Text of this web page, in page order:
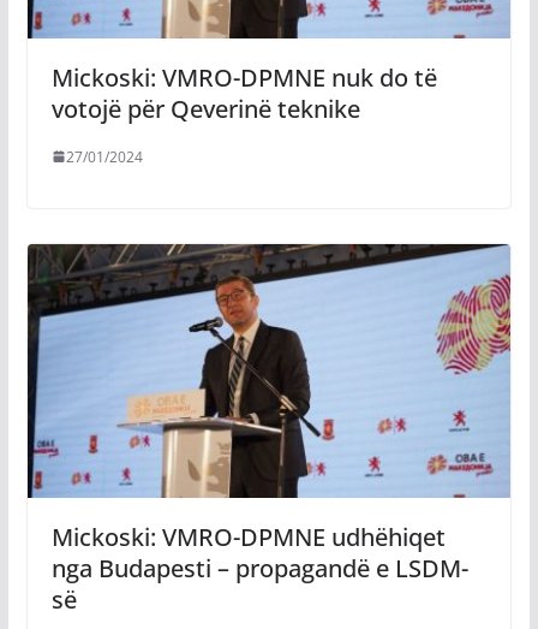
Mickoski: VMRO-DPMNE nuk do të
votojë për Qeverinë teknike
27/01/2024
Mickoski: VMRO-DPMNE udhëhiqet
nga Budapesti – propagandë e LSDM-
së